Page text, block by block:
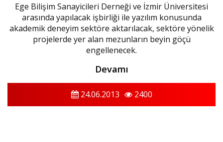
Ege Bilişim Sanayicileri Derneği ve İzmir Üniversitesi
arasında yapılacak işbirliği ile yazılım konusunda
akademik deneyim sektöre aktarılacak, sektöre yönelik
projelerde yer alan mezunların beyin göçü
engellenecek.
Devamı
24.06.2013 2400